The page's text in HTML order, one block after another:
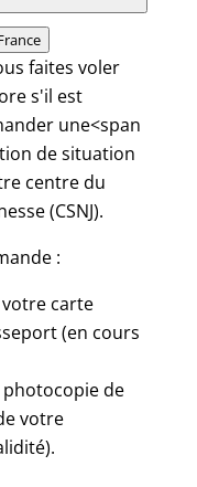
faites voler
s'il est
une<span
de situation
centre du
(CSNJ).
:
carte
(en cours
de
votre